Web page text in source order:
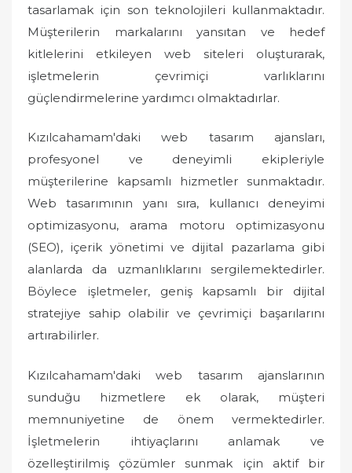
tasarlamak için son teknolojileri kullanmaktadır.
Müşterilerin markalarını yansıtan ve hedef
kitlelerini etkileyen web siteleri oluşturarak,
işletmelerin çevrimiçi varlıklarını
güçlendirmelerine yardımcı olmaktadırlar.
Kızılcahamam'daki web tasarım ajansları,
profesyonel ve deneyimli ekipleriyle
müşterilerine kapsamlı hizmetler sunmaktadır.
Web tasarımının yanı sıra, kullanıcı deneyimi
optimizasyonu, arama motoru optimizasyonu
(SEO), içerik yönetimi ve dijital pazarlama gibi
alanlarda da uzmanlıklarını sergilemektedirler.
Böylece işletmeler, geniş kapsamlı bir dijital
stratejiye sahip olabilir ve çevrimiçi başarılarını
artırabilirler.
Kızılcahamam'daki web tasarım ajanslarının
sunduğu hizmetlere ek olarak, müşteri
memnuniyetine de önem vermektedirler.
İşletmelerin ihtiyaçlarını anlamak ve
özelleştirilmiş çözümler sunmak için aktif bir